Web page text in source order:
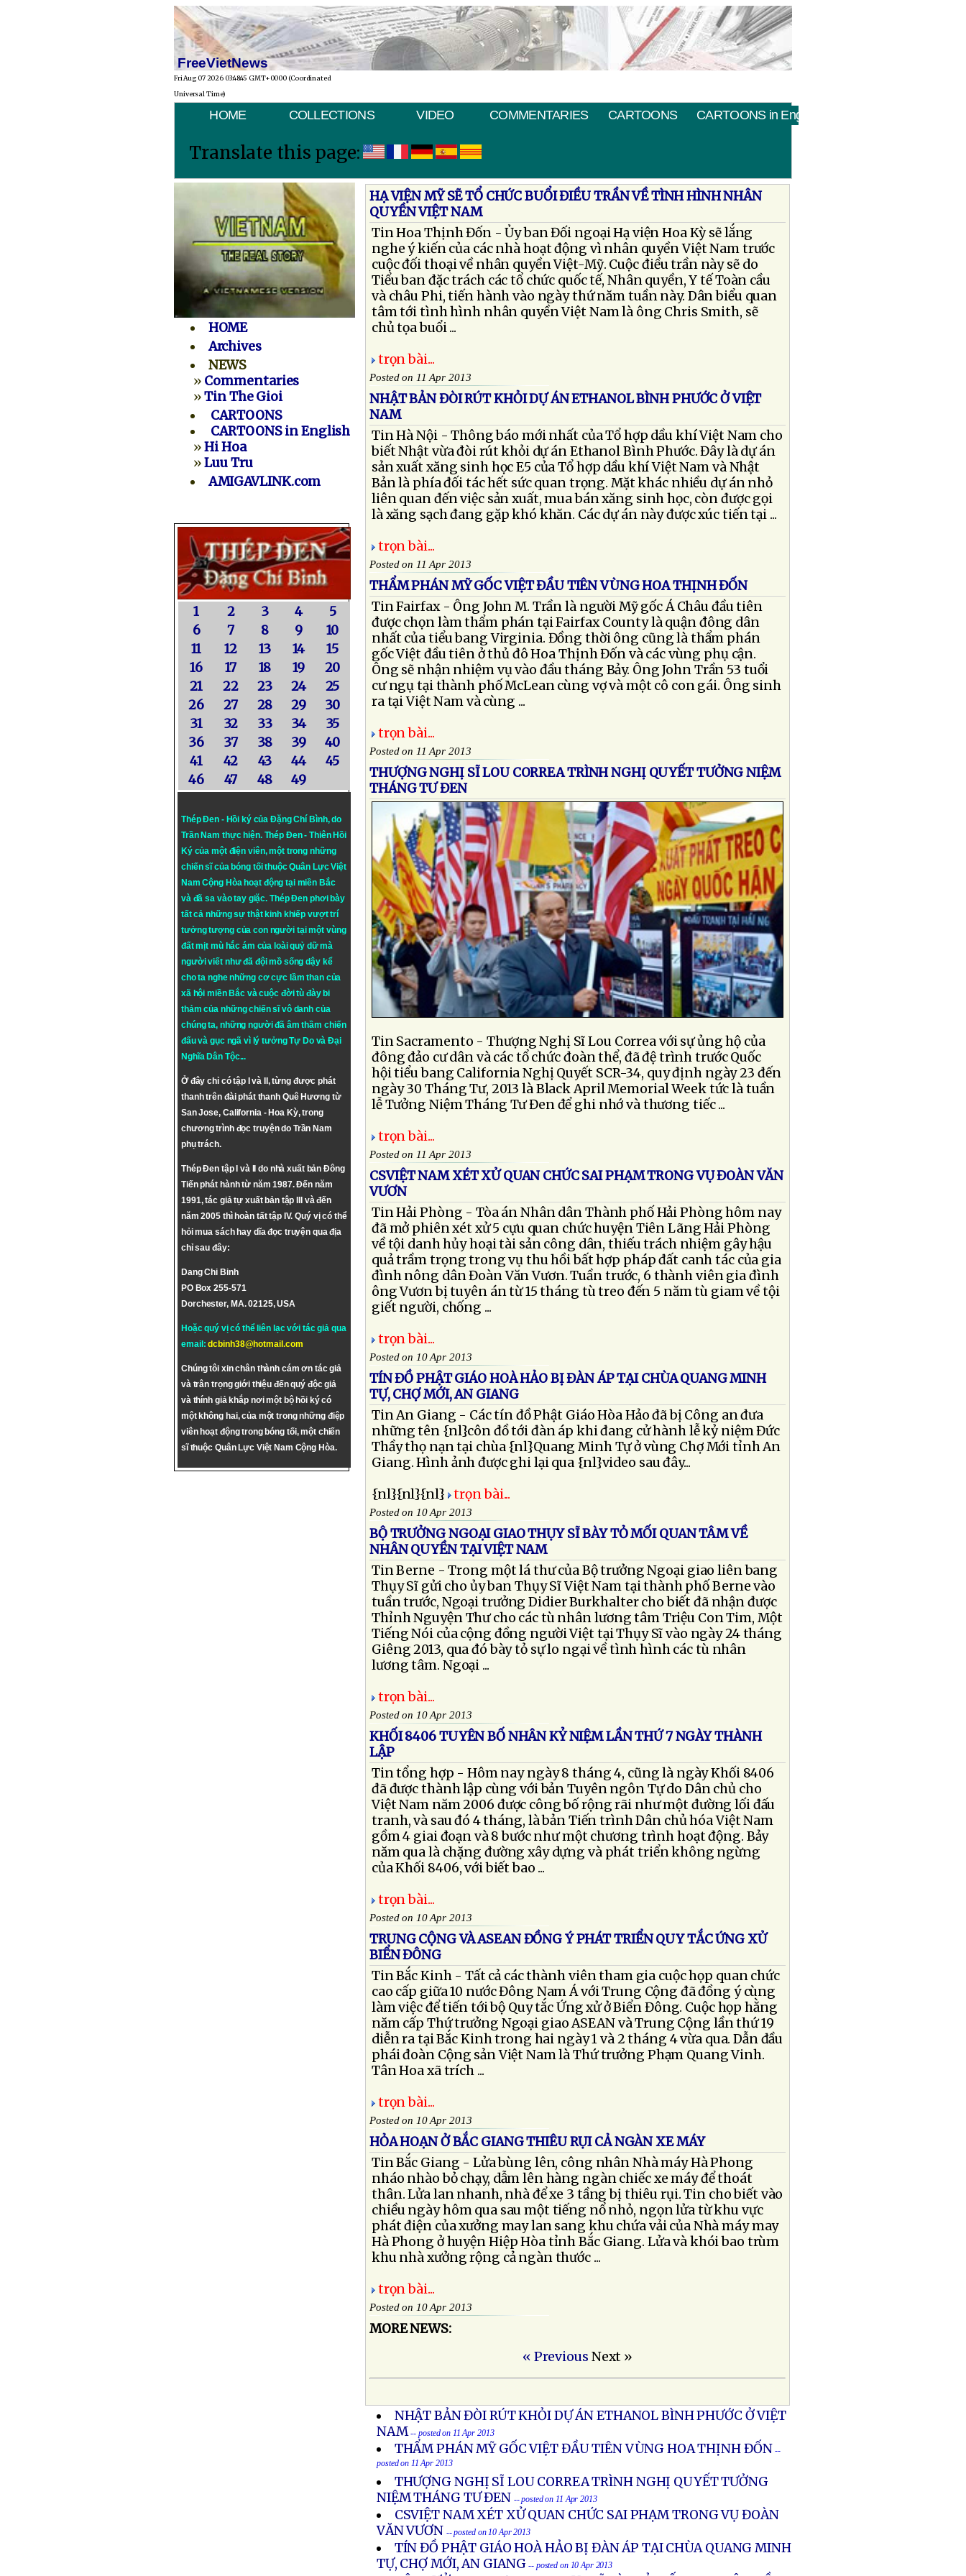
FreeVietNews
Fri Aug 07 2026 03:48:45 GMT+0000 (Coordinated
Universal Time)
HOME COLLECTIONS VIDEO COMMENTARIES CARTOONS CARTOONS in English
Translate this page:
HOME
Archives
NEWS
» Commentaries
»Tin The Gioi
CARTOONS
CARTOONS in English
»Hi Hoa
»Luu Tru
AMIGAVLINK.com
1 2 3 4
5
6
7 8 9
10
11
12 13 14
15
16
17 18 19
20
21
22 23 24
25
26
27 28 29
30
31
32 33 34
35
36
37 38 39
40
41
42 43 44
45
46
47 48 49
Thép Đen - Hồi ký của Đặng Chí Bình, do
Trần Nam thực hiện. Thép Đen- Thiên Hồi
Ký của một điện viên, một trong những
chiến sĩ của bóng tối thuộc Quân Lực Việt
Nam Cộng Hòa hoạt động tại miền Bắc
và đã sa vào tay giặc. Thép Đen phơi bày
tất cả những sự thật kinh khiếp vượt trí
tưởng tượng của con người tại một vùng
đất mịt mù hắc ám của loài quỷ dữ mà
người viết như đã đội mồ sống dậy kể
cho ta nghe những cơ cực lầm than của
xã hội miền Bắc và cuộc đời tù đày bi
thảm của những chiến sĩ vô danh của
chúng ta, những người đã âm thầm chiến
đấu và gục ngã vì lý tưởngTự DovàĐại
Nghĩa Dân Tộc...
Ở đây chỉ có tập I và II, từng được phát
thanh trên đài phát thanh Quê Hương từ
San Jose, California - Hoa Kỳ, trong
chương trình đọc truyện do Trần Nam
phụ trách.
Thép Đen tập I và II do nhà xuất bản Đông
Tiến phát hành từ năm 1987. Đến năm
1991, tác giả tự xuất bản tập III và đến
năm 2005 thì hoàn tất tập IV. Quý vị có thể
hỏi mua sách hay dĩa đọc truyện qua địa
chỉ sau đây:
Dang Chi Binh
PO Box 255-571
Dorchester, MA. 02125, USA
Hoặc quý vị có thể liên lạc với tác giả qua
email:dcbinh38@hotmail.com
Chúng tôi xin chân thành cám ơn tác giả
và trân trọng giới thiệu đến quý độc giả
và thính giả khắp nơi một bộ hồi ký có
một không hai, của một trong những điệp
viên hoạt động trong bóng tối, một chiến
sĩ thuộc Quân Lực Việt Nam Cộng Hòa.
HẠ VIỆN MỸ SẼ TỔ CHỨC BUỔI ĐIỀU TRẦN VỀ TÌNH HÌNH NHÂN
QUYỀN VIỆT NAM
Tin Hoa Thịnh Đốn - Ủy ban Đối ngoại Hạ viện Hoa Kỳ sẽ lắng
nghe ý kiến của các nhà hoạt động vì nhân quyền Việt Nam trước
cuộc đối thoại về nhân quyền Việt-Mỹ. Cuộc điều trần này sẽ do
Tiểu ban đặc trách các tổ chức quốc tế, Nhân quyền, Y tế Toàn cầu
và châu Phi, tiến hành vào ngày thứ năm tuần này. Dân biểu quan
tâm tới tình hình nhân quyền Việt Nam là ông Chris Smith, sẽ
chủ tọa buổi ...
trọn bài...
Posted on 11 Apr 2013
NHẬT BẢN ĐÒI RÚT KHỎI DỰ ÁN ETHANOL BÌNH PHƯỚC Ở VIỆT
NAM
Tin Hà Nội - Thông báo mới nhất của Tổ hợp dầu khí Việt Nam cho
biết Nhật vừa đòi rút khỏi dự án Ethanol Bình Phước. Đây là dự án
sản xuất xăng sinh học E5 của Tổ hợp dầu khí Việt Nam và Nhật
Bản là phía đối tác hết sức quan trọng. Mặt khác nhiều dự án nhỏ
liên quan đến việc sản xuất, mua bán xăng sinh học, còn được gọi
là xăng sạch đang gặp khó khăn. Các dự án này được xúc tiến tại ...
trọn bài...
Posted on 11 Apr 2013
THẨM PHÁN MỸ GỐC VIỆT ĐẦU TIÊN VÙNG HOA THỊNH ĐỐN
Tin Fairfax - Ông John M. Trần là người Mỹ gốc Á Châu đầu tiên
được chọn làm thẩm phán tại Fairfax County là quận đông dân
nhất của tiểu bang Virginia. Đồng thời ông cũng là thẩm phán
gốc Việt đầu tiên ở thủ đô Hoa Thịnh Đốn và các vùng phụ cận.
Ông sẽ nhận nhiệm vụ vào đầu tháng Bảy. Ông John Trần 53 tuổi
cư ngụ tại thành phố McLean cùng vợ và một cô con gái. Ông sinh
ra tại Việt Nam và cùng ...
trọn bài...
Posted on 11 Apr 2013
THƯỢNG NGHỊ SĨ LOU CORREA TRÌNH NGHỊ QUYẾT TƯỞNG NIỆM
THÁNG TƯ ĐEN
Tin Sacramento - Thượng Nghị Sĩ Lou Correa với sự ủng hộ của
đông đảo cư dân và các tổ chức đoàn thể, đã đệ trình trước Quốc
hội tiểu bang California Nghị Quyết SCR-34, quy định ngày 23 đến
ngày 30 Tháng Tư, 2013 là Black April Memorial Week tức là tuần
lễ Tưởng Niệm Tháng Tư Đen để ghi nhớ và thương tiếc ...
trọn bài...
Posted on 11 Apr 2013
CSVIỆT NAM XÉT XỬ QUAN CHỨC SAI PHẠM TRONG VỤ ĐOÀN VĂN
VƯƠN
Tin Hải Phòng - Tòa án Nhân dân Thành phố Hải Phòng hôm nay
đã mở phiên xét xử 5 cựu quan chức huyện Tiên Lãng Hải Phòng
về tội danh hủy hoại tài sản công dân, thiếu trách nhiệm gây hậu
quả trầm trọng trong vụ thu hồi bất hợp pháp đất canh tác của gia
đình nông dân Đoàn Văn Vươn. Tuần trước, 6 thành viên gia đình
ông Vươn bị tuyên án từ 15 tháng tù treo đến 5 năm tù giam về tội
giết người, chống ...
trọn bài...
Posted on 10 Apr 2013
TÍN ĐỒ PHẬT GIÁO HOÀ HẢO BỊ ĐÀN ÁP TẠI CHÙA QUANG MINH
TỰ, CHỢ MỚI, AN GIANG
Tin An Giang - Các tín đồ Phật Giáo Hòa Hảo đã bị Công an đưa
những tên {nl}côn đồ tới đàn áp khi đang cử hành lễ kỷ niệm Đức
Thầy thọ nạn tại chùa {nl}Quang Minh Tự ở vùng Chợ Mới tỉnh An
Giang. Hình ảnh được ghi lại qua {nl}video sau đây...
{nl}{nl}{nl} trọn bài...
Posted on 10 Apr 2013
BỘ TRƯỞNG NGOẠI GIAO THỤY SĨ BÀY TỎ MỐI QUAN TÂM VỀ
NHÂN QUYỀN TẠI VIỆT NAM
Tin Berne - Trong một lá thư của Bộ trưởng Ngoại giao liên bang
Thụy Sĩ gửi cho ủy ban Thụy Sĩ Việt Nam tại thành phố Berne vào
tuần trước, Ngoại trưởng Didier Burkhalter cho biết đã nhận được
Thỉnh Nguyện Thư cho các tù nhân lương tâm Triệu Con Tim, Một
Tiếng Nói của cộng đồng người Việt tại Thụy Sĩ vào ngày 24 tháng
Giêng 2013, qua đó bày tỏ sự lo ngại về tình hình các tù nhân
lương tâm. Ngoại ...
trọn bài...
Posted on 10 Apr 2013
KHỐI 8406 TUYÊN BỐ NHÂN KỶ NIỆM LẦN THỨ 7 NGÀY THÀNH
LẬP
Tin tổng hợp - Hôm nay ngày 8 tháng 4, cũng là ngày Khối 8406
đã được thành lập cùng với bản Tuyên ngôn Tự do Dân chủ cho
Việt Nam năm 2006 được công bố rộng rãi như một đường lối đấu
tranh, và sau đó 4 tháng, là bản Tiến trình Dân chủ hóa Việt Nam
gồm 4 giai đoạn và 8 bước như một chương trình hoạt động. Bảy
năm qua là chặng đường xây dựng và phát triển không ngừng
của Khối 8406, với biết bao ...
trọn bài...
Posted on 10 Apr 2013
TRUNG CỘNG VÀ ASEAN ĐỒNG Ý PHÁT TRIỂN QUY TẮC ỨNG XỬ
BIỂN ĐÔNG
Tin Bắc Kinh - Tất cả các thành viên tham gia cuộc họp quan chức
cao cấp giữa 10 nước Đông Nam Á với Trung Cộng đã đồng ý cùng
làm việc để tiến tới bộ Quy tắc Ứng xử ở Biển Đông. Cuộc họp hằng
năm cấp Thứ trưởng Ngoại giao ASEAN và Trung Cộng lần thứ 19
diễn ra tại Bắc Kinh trong hai ngày 1 và 2 tháng 4 vừa qua. Dẫn đầu
phái đoàn Cộng sản Việt Nam là Thứ trưởng Phạm Quang Vinh.
Tân Hoa xã trích ...
trọn bài...
Posted on 10 Apr 2013
HỎA HOẠN Ở BẮC GIANG THIÊU RỤI CẢ NGÀN XE MÁY
Tin Bắc Giang - Lửa bùng lên, công nhân Nhà máy Hà Phong
nháo nhào bỏ chạy, dẫm lên hàng ngàn chiếc xe máy để thoát
thân. Lửa lan nhanh, nhà để xe 3 tầng bị thiêu rụi. Tin cho biết vào
chiều ngày hôm qua sau một tiếng nổ nhỏ, ngọn lửa từ khu vực
phát điện của xưởng may lan sang khu chứa vải của Nhà máy may
Hà Phong ở huyện Hiệp Hòa tỉnh Bắc Giang. Lửa và khói bao trùm
khu nhà xưởng rộng cả ngàn thước ...
trọn bài...
Posted on 10 Apr 2013
MORE NEWS:
« Previous Next »
NHẬT BẢN ĐÒI RÚT KHỎI DỰ ÁN ETHANOL BÌNH PHƯỚC Ở VIỆT
NAM-- posted on 11 Apr 2013
THẨM PHÁN MỸ GỐC VIỆT ĐẦU TIÊN VÙNG HOA THỊNH ĐỐN--
posted on 11 Apr 2013
THƯỢNG NGHỊ SĨ LOU CORREA TRÌNH NGHỊ QUYẾT TƯỞNG
NIỆM THÁNG TƯ ĐEN -- posted on 11 Apr 2013
CSVIỆT NAM XÉT XỬ QUAN CHỨC SAI PHẠM TRONG VỤ ĐOÀN
VĂN VƯƠN -- posted on 10 Apr 2013
TÍN ĐỒ PHẬT GIÁO HOÀ HẢO BỊ ĐÀN ÁP TẠI CHÙA QUANG MINH
TỰ, CHỢ MỚI, AN GIANG -- posted on 10 Apr 2013